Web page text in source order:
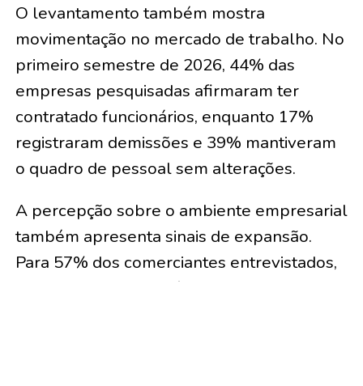
O levantamento também mostra
movimentação no mercado de trabalho. No
primeiro semestre de 2026, 44% das
empresas pesquisadas afirmaram ter
contratado funcionários, enquanto 17%
registraram demissões e 39% mantiveram
o quadro de pessoal sem alterações.
A percepção sobre o ambiente empresarial
também apresenta sinais de expansão.
Para 57% dos comerciantes entrevistados,
houve aumento no número de